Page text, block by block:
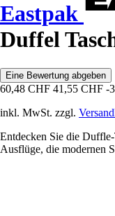
Eastpak
Duffel
Eine Bewertung abgeben
60,48 CHF 41,55 CHF -
inkl. MwSt. zzgl.
Entdecken Sie die
Ausflüge, die modernen